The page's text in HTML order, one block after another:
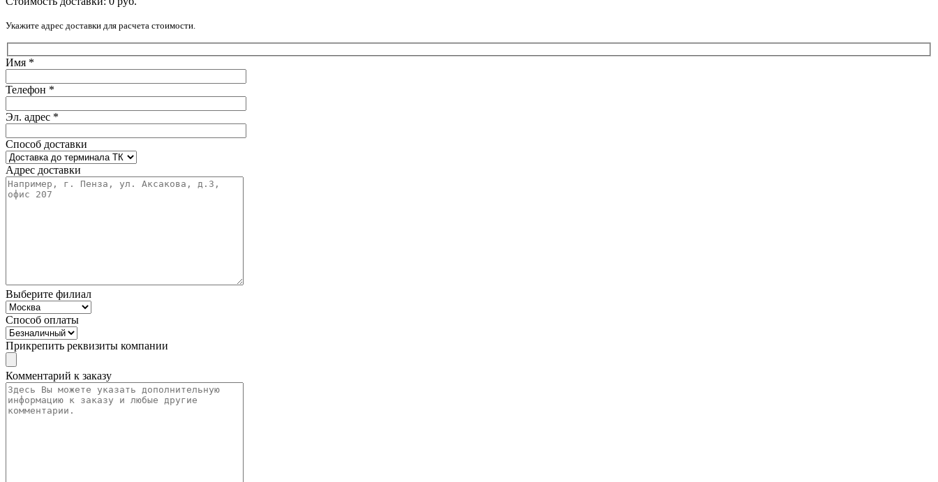
Укажите адрес доставки для расчета стоимости.
Имя *
Телефон *
Эл. адрес *
Способ доставки
Адрес доставки
Выберите филиал
Способ оплаты
Прикрепить реквизиты компании
Комментарий к заказу